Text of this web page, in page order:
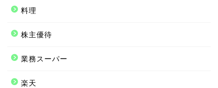
料理
株主優待
業務スーパー
楽天